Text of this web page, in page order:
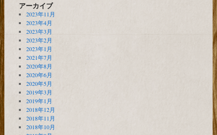
アーカイブ
2023年11月
2023年4月
2023年3月
2023年2月
2023年1月
2021年7月
2020年8月
2020年6月
2020年5月
2019年3月
2019年1月
2018年12月
2018年11月
2018年10月